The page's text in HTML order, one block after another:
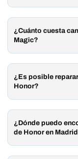
¿Cuánto cuesta
Magic?
¿Es posible
Honor?
¿Dónde puedo
de Honor en